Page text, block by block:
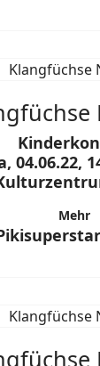
04.06.22,
Mehr